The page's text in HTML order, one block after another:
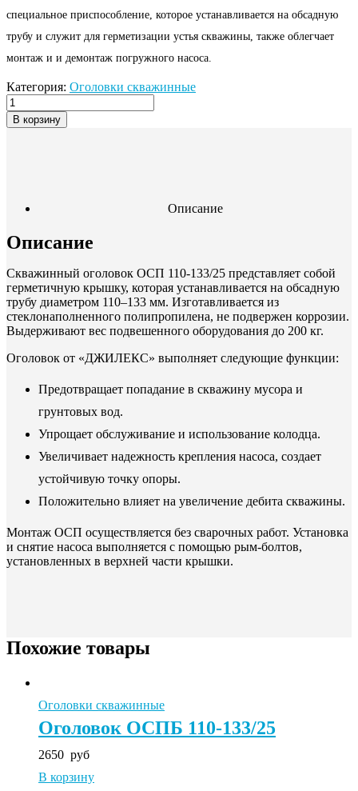
специальное приспособление, которое устанавливается на обсадную
трубу и служит для герметизации устья скважины, также облегчает
монтаж и и демонтаж погружного насоса.
Категория: Оголовки скважинные
В корзину
Описание
Описание
Скважинный оголовок ОСП 110-133/25 представляет собой
герметичную крышку, которая устанавливается на обсадную
трубу диаметром 110–133 мм. Изготавливается из
стеклонаполненного полипропилена, не подвержен коррозии.
Выдерживают вес подвешенного оборудования до 200 кг.
Оголовок от «ДЖИЛЕКС» выполняет следующие функции:
Предотвращает попадание в скважину мусора и
грунтовых вод.
Упрощает обслуживание и использование колодца.
Увеличивает надежность крепления насоса, создает
устойчивую точку опоры.
Положительно влияет на увеличение дебита скважины.
Монтаж ОСП осуществляется без сварочных работ. Установка
и снятие насоса выполняется с помощью рым-болтов,
установленных в верхней части крышки.
Похожие товары
Оголовки скважинные
Оголовок ОСПБ 110-133/25
2650 руб
В корзину